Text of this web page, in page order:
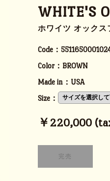
WHITE'S
ホワイツ オックス
Code：
Color： BROWN
Made in： USA
Size：
￥220,000